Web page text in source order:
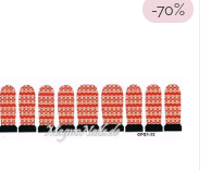
-70%